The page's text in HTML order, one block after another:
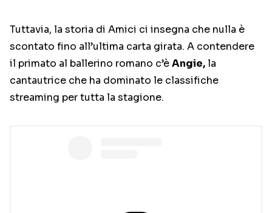
Tuttavia, la storia di Amici ci insegna che nulla è
scontato fino all’ultima carta girata. A contendere
il primato al ballerino romano c’èAngie,la
cantautrice che ha dominato le classifiche
streaming per tutta la stagione.